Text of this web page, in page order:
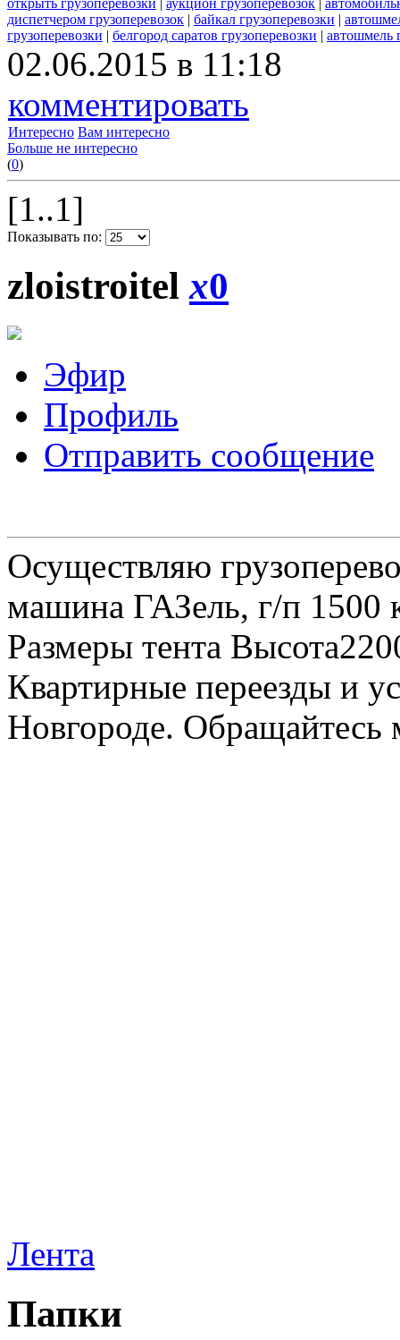
открыть грузоперевозки аукцион грузоперевозок
диспетчером грузоперевозок | байкал грузоперевозки |
грузоперевозки | белгород саратов грузоперевозки | автошмель
02.06.2015 в 11:18
комментировать
Интересно Вам интересно
Больше не интересно
(0)
[1..1]
Показывать по:
zloistroitelx0
Эфир
Профиль
Отправить сообщение
Осуществляю
машина ГАЗель, г/п 1500
Размеры тента
Квартирные переезды и
Новгороде.
Лента
Папки